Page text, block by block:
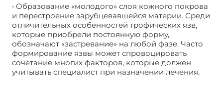
• Образование «молодого» слоя кожного покрова
и перестроение зарубцевавшейся материи. Среди
отличительных особенностей трофических язв,
которые приобрели постоянную форму,
обозначают «застревание» на любой фазе. Часто
формирование язвы может спровоцировать
сочетание многих факторов, которые должен
учитывать специалист при назначении лечения.